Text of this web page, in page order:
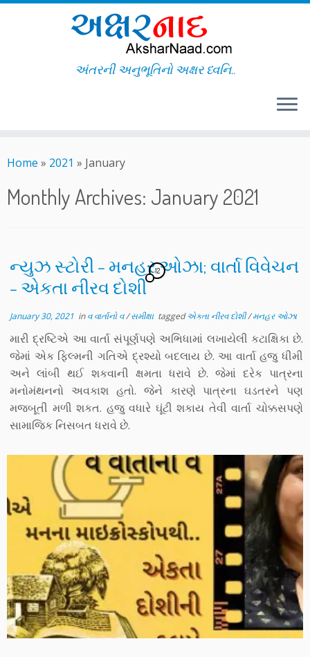
to
અંતરની અનુભૂતિનો અક્ષર ધ્વનિ..
Home » 2021 » January
Monthly Archives: January 2021
ન્યુઝ સ્ટોરી – મનહર ઓઝા; વાર્તા વિવેચન
– એકતા નીરવ દોશી
12
January 30, 2021 inવ વાર્તાનો વ/સમીક્ષા taggedએકતા નીરવ દોશી/મનહર ઓઝા
મારી દ્રષ્ટિએ આ વાર્તા સંપૂર્ણપણે અભિધામાં લખાયેલી કટાક્ષિકા છે.
જેમાં એક ફિલ્મની ગતિએ દ્રશ્યો બદલાય છે. આ વાર્તા હજુ ધીમી
અને લાંબી થઈ શકવાની ક્ષમતા ધરાવે છે. જેમાં દરેક પાત્રના
મનોમંથનનો અવકાશ હતો. જેને કારણે પાત્રના ઘડતરને પણ
મજબૂતી મળી શકત. હજુ વધારે ઘૂંટી શકાય તેવી વાર્તા ચોક્કસપણે
સામાજિક નિસબત ધરાવે છે.